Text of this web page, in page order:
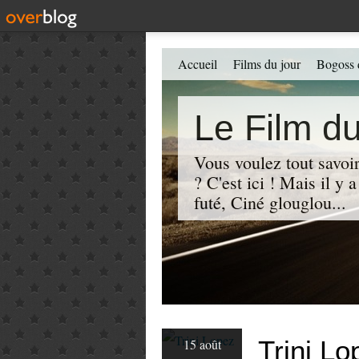
Le Film
Vous voulez tout
? C'est ici ! Mais il y a
futé, Ciné glouglou...
Accueil Films du jour Bogoss
15 août Trini